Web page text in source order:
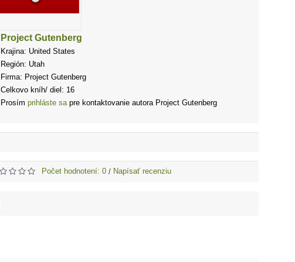
Project Gutenberg
Krajina: United States
Región: Utah
Firma: Project Gutenberg
Celkovo kníh/ diel: 16
Prosím prihláste sapre kontaktovanie autora Project Gutenberg
Počet hodnotení: 0 / Napísať recenziu